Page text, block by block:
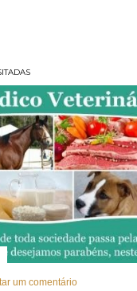
um comentário